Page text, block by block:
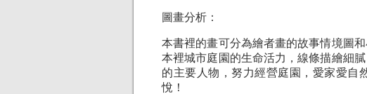
圖畫分析：
本書裡的畫可分為繪者畫的故事情境圖
本裡城市庭園的生命活力，線條描繪細
的主要人物，努力經營庭園，愛家愛自
悅！